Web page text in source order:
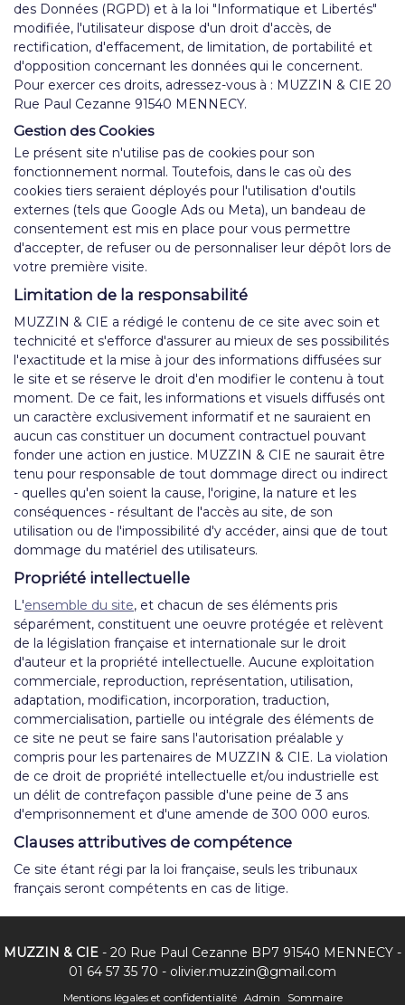
des Données (RGPD) et à la loi "Informatique et Libertés"
modifiée, l'utilisateur dispose d'un droit d'accès, de
rectification, d'effacement, de limitation, de portabilité et
d'opposition concernant les données qui le concernent.
Pour exercer ces droits, adressez-vous à : MUZZIN & CIE 20
Rue Paul Cezanne 91540 MENNECY.
Gestion des Cookies
Le présent site n'utilise pas de cookies pour son
fonctionnement normal. Toutefois, dans le cas où des
cookies tiers seraient déployés pour l'utilisation d'outils
externes (tels que Google Ads ou Meta), un bandeau de
consentement est mis en place pour vous permettre
d'accepter, de refuser ou de personnaliser leur dépôt lors de
votre première visite.
Limitation de la responsabilité
MUZZIN & CIE a rédigé le contenu de ce site avec soin et
technicité et s'efforce d'assurer au mieux de ses possibilités
l'exactitude et la mise à jour des informations diffusées sur
le site et se réserve le droit d'en modifier le contenu à tout
moment. De ce fait, les informations et visuels diffusés ont
un caractère exclusivement informatif et ne sauraient en
aucun cas constituer un document contractuel pouvant
fonder une action en justice. MUZZIN & CIE ne saurait être
tenu pour responsable de tout dommage direct ou indirect
- quelles qu'en soient la cause, l'origine, la nature et les
conséquences - résultant de l'accès au site, de son
utilisation ou de l'impossibilité d'y accéder, ainsi que de tout
dommage du matériel des utilisateurs.
Propriété intellectuelle
L'ensemble du site, et chacun de ses éléments pris
séparément, constituent une oeuvre protégée et relèvent
de la législation française et internationale sur le droit
d'auteur et la propriété intellectuelle. Aucune exploitation
commerciale, reproduction, représentation, utilisation,
adaptation, modification, incorporation, traduction,
commercialisation, partielle ou intégrale des éléments de
ce site ne peut se faire sans l'autorisation préalable y
compris pour les partenaires de MUZZIN & CIE. La violation
de ce droit de propriété intellectuelle et/ou industrielle est
un délit de contrefaçon passible d'une peine de 3 ans
d'emprisonnement et d'une amende de 300 000 euros.
Clauses attributives de compétence
Ce site étant régi par la loi française, seuls les tribunaux
français seront compétents en cas de litige.
MUZZIN & CIE - 20 Rue Paul Cezanne BP7 91540 MENNECY -
01 64 57 35 70 - olivier.muzzin@gmail.com
Mentions légales et confidentialité Admin Sommaire